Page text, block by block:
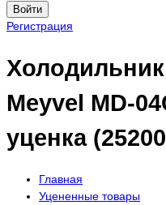
Войти
Регистрация
Meyvel MD-
уценка
Главная
Уцененные товары